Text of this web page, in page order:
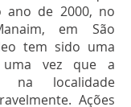
ano de 2000, no
em São
tem sido uma
uma vez que a
na localidade
Ações